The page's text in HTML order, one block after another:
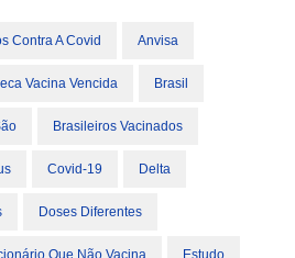
Contra A Covid Anvisa
Vacina Vencida Brasil
Brasileiros Vacinados
Covid-19 Delta
Doses Diferentes
Que Não Vacina Estudo